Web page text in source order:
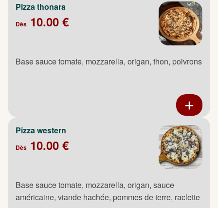
Pizza thonara
Dès 10.00 €
Base sauce tomate, mozzarella, origan, thon, poivrons
Pizza western
Dès 10.00 €
Base sauce tomate, mozzarella, origan, sauce
américaine, viande hachée, pommes de terre, raclette